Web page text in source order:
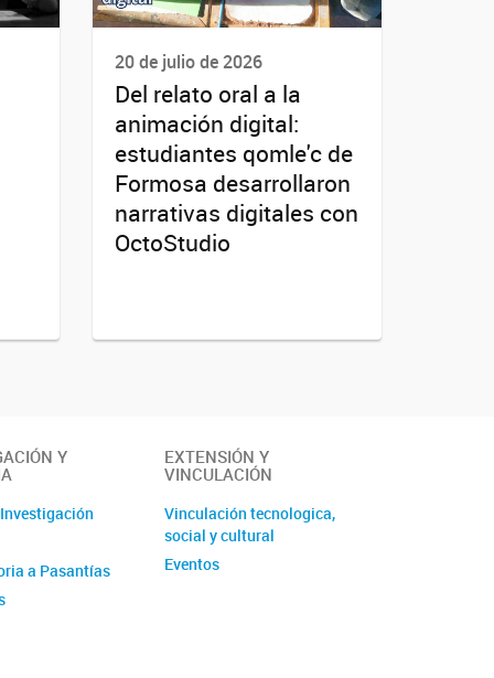
20 de julio de 2026
Del relato oral a la
animación digital:
estudiantes qomle'c de
Formosa desarrollaron
narrativas digitales con
OctoStudio
Y
a Pasantías
EXTENSIÓN Y
VINCULACIÓN
Vinculación tecnologica,
social y cultural
Eventos